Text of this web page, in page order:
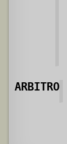
ARBITRO